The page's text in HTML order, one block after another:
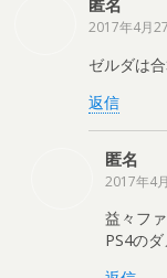
匿名
2017年4月
ゼルダは
返信
匿名
2017年4
益々フ
PS4の